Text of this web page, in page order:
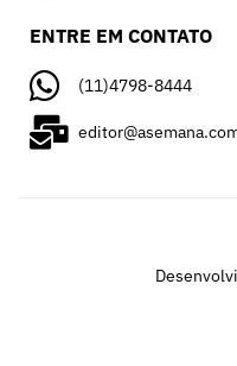
ENTRE EM CONTATO
(11)4798-8444